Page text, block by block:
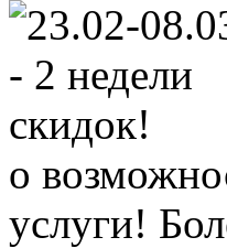
о
услуги!